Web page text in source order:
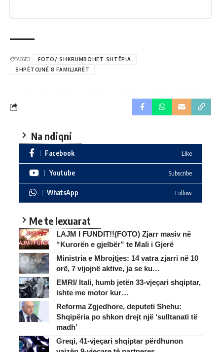
TAGGED:
FOTO/ SHKRUMBOHET SHTËPIA
SHPËTOJNË 8 FAMILJARËT
Na ndiqni
Facebook Like
Youtube Subscribe
WhatsApp Follow
Me te lexuarat
LAJM I FUNDIT!!(FOTO) Zjarr masiv në
“Kurorën e gjelbër” te Mali i Gjerë
Ministria e Mbrojtjes: 14 vatra zjarri në 10
orë, 7 vijojnë aktive, ja se ku…
EMRI/ Itali, humb jetën 33-vjeçari shqiptar,
ishte me motor kur…
Reforma Zgjedhore, deputeti Shehu:
Shqipëria po shkon drejt një ‘sulltanati të
madh’
Greqi, 41-vjeçari shqiptar përdhunon